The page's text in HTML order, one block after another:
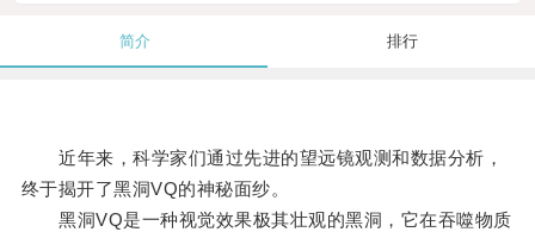
简介 排行
近年来，科学家们通过先进的望远镜观测和数据分析，
终于揭开了黑洞VQ的神秘面纱。
黑洞VQ是一种视觉效果极其壮观的黑洞，它在吞噬物质